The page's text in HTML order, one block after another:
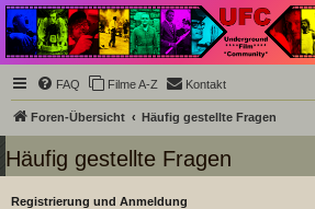
Underground Film
Community
Die Underground Film Community ist ein
für Cineasten und Filmsüchtige jenseits des Mainstreams.
FAQ Filme A-Z Kontakt
Foren-Übersicht Häufig gestellte Fragen
Häufig gestellte Fragen
Registrierung und Anmeldung